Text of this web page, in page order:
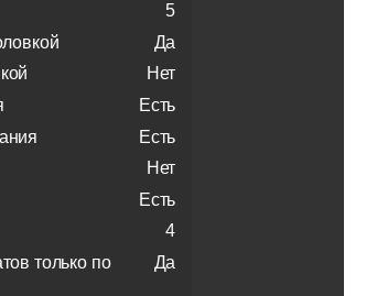
5
Да
Нет
Есть
Есть
Нет
Есть
4
только по
Да